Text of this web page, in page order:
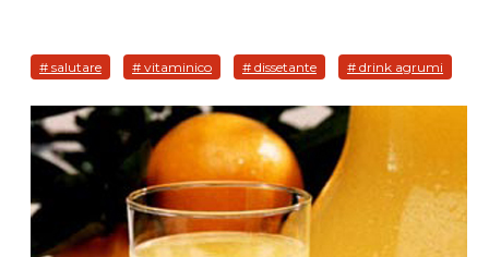
# salutare # vitaminico # dissetante # drink agrumi